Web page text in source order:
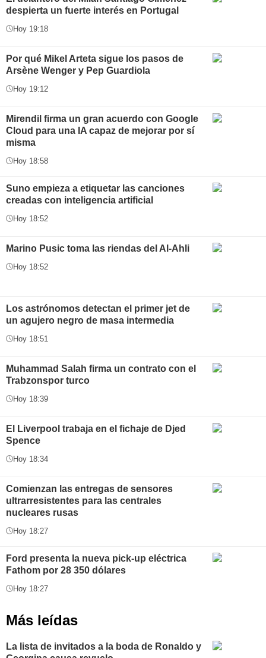
despierta un fuerte interés en Portugal
Hoy 19:18
Por qué Mikel Arteta sigue los pasos de
Arsène Wenger y Pep Guardiola
Hoy 19:12
Mirendil firma un gran acuerdo con Google
Cloud para una IA capaz de mejorar por sí
misma
Hoy 18:58
Suno empieza a etiquetar las canciones
creadas con inteligencia artificial
Hoy 18:52
Marino Pusic toma las riendas del Al-Ahli
Hoy 18:52
Los astrónomos detectan el primer jet de
un agujero negro de masa intermedia
Hoy 18:51
Muhammad Salah firma un contrato con el
Trabzonspor turco
Hoy 18:39
El Liverpool trabaja en el fichaje de Djed
Spence
Hoy 18:34
Comienzan las entregas de sensores
ultrarresistentes para las centrales
nucleares rusas
Hoy 18:27
Ford presenta la nueva pick-up eléctrica
Fathom por 28 350 dólares
Hoy 18:27
Más leídas
La lista de invitados a la boda de Ronaldo y